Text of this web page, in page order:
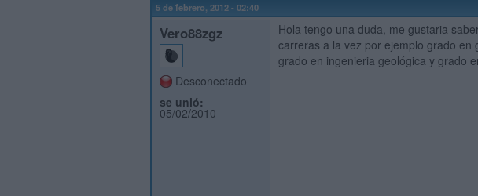
5 de febrero, 2012 - 02:40
Vero88zgz
Desconectado
se unió:
05/02/2010
Hola tengo una duda, me gustaria
carreras a la vez por ejemplo grado en
grado en ingenieria geológica y grado